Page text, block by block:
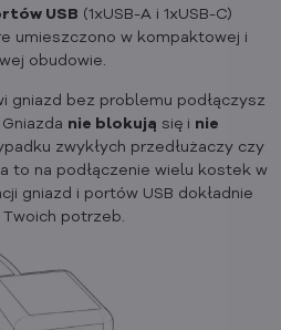
USB (1xUSB-A i 1xUSB-C)
umieszczono w kompaktowej i
obudowie.
gniazd bez problemu podłączysz
nie blokują się i nie
zwykłych przedłużaczy czy
to na podłączenie wielu kostek w
gniazd i portów USB dokładnie
Twoich potrzeb.